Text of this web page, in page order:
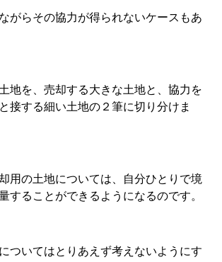
がらその協力が得られないケースもあ
地を、売却する大きな土地と、協力を
接する細い土地の２筆に切り分けま
用の土地については、自分ひとりで境
することができるようになるのです。
ついてはとりあえず考えないようにす